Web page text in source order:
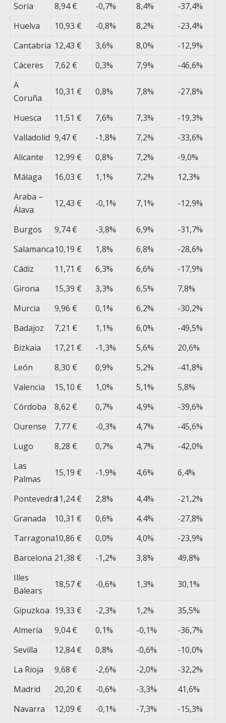
Soria
8,94 € -0,7% 8,4%
-37,4%
Huelva
10,93 € -0,8% 8,2%
-23,4%
Cantabria 12,43 € 3,6% 8,0%
-12,9%
Cáceres
7,62 € 0,3% 7,9%
-46,6%
A
Coruña
10,31 € 0,8% 7,8% -27,8%
Huesca 11,51 € 7,6% 7,3%
-19,3%
Valladolid 9,47 € -1,8% 7,2%
-33,6%
Alicante
12,99 € 0,8% 7,2%
-9,0%
Málaga
16,03 € 1,1% 7,2%
12,3%
Araba –
Álava
12,43 € -0,1% 7,1% -12,9%
Burgos 9,74 € -3,8% 6,9%
-31,7%
Salamanca10,19 € 1,8% 6,8%
-28,6%
Cádiz
11,71 € 6,3% 6,6%
-17,9%
Girona
15,39 € 3,3% 6,5%
7,8%
Murcia
9,96 € 0,1% 6,2%
-30,2%
Badajoz
7,21 € 1,1% 6,0%
-49,5%
Bizkaia
17,21 € -1,3% 5,6%
20,6%
León
8,30 € 0,9% 5,2%
-41,8%
Valencia
15,10 € 1,0% 5,1%
5,8%
Córdoba
8,62 € 0,7% 4,9%
-39,6%
Ourense
7,77 € -0,3% 4,7%
-45,6%
Lugo
8,28 € 0,7% 4,7%
-42,0%
Las
Palmas
15,19 € -1,9% 4,6% 6,4%
Pontevedra11,24 € 2,8% 4,4%
-21,2%
Granada
10,31 € 0,6% 4,4%
-27,8%
Tarragona10,86 € 0,0% 4,0%
-23,9%
Barcelona 21,38 € -1,2% 3,8%
49,8%
Illes
Balears
18,57 € -0,6% 1,3% 30,1%
Gipuzkoa 19,33 € -2,3% 1,2%
35,5%
Almería
9,04 € 0,1% -0,1%
-36,7%
Sevilla
12,84 € 0,8% -0,6%
-10,0%
La Rioja
9,68 € -2,6% -2,0%
-32,2%
Madrid
20,20 € -0,6% -3,3%
41,6%
Navarra
12,09 € -0,1% -7,3% -15,3%